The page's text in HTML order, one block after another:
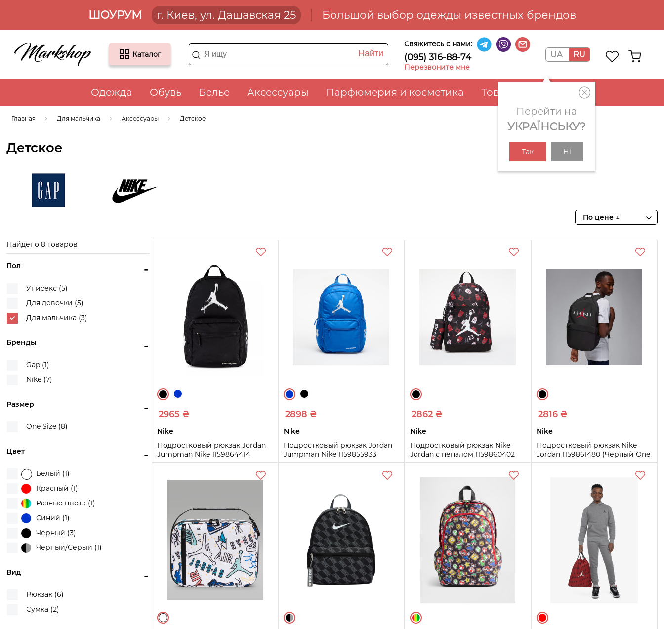
ШОУРУМ г. Киев, ул. Дашавская 25 Большой выбор одежды известных брендов
Каталог Найти
Свяжитесь с нами:
(095) 316-88-74
Перезвоните мне
UA RU
Перейти на
УКРАЇНСЬКУ?
Так Ні
Одежда Обувь Белье Аксессуары Парфюмерия и косметика Товары для дома
Главная Для мальчика Аксессуары Детское
Детское
По цене ↓
Найдено 8 товаров
-
Пол
Унисекс (5)
Для девочки (5)
Для мальчика (3)
-
Бренды
Gap (1)
Nike (7)
-
Размер
One Size (8)
-
Цвет
Белый (1)
Красный (1)
Разные цвета (1)
Синий (1)
Черный (3)
Черный/Серый (1)
-
Вид
Рюкзак (6)
Сумка (2)
2965 ₴
Nike
Подростковый рюкзак Jordan
Jumpman Nike 1159864414
(Черный One Size)
One Size
2898 ₴
Nike
Подростковый рюкзак Jordan
Jumpman Nike 1159855933
(Синий One Size)
Купить
2862 ₴
Nike
Подростковый рюкзак Nike
Jordan с пеналом 1159860402
(Черный One Size)
One Size
Купить
2816 ₴
Nike
Подростковый рюкзак Nike
Jordan 1159861480 (Черный One
Size)
Купить